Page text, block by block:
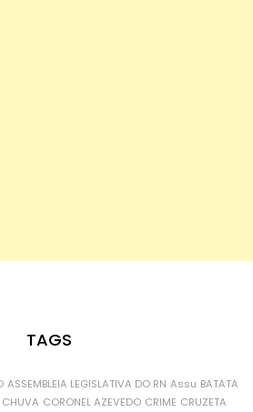
TAGS
ASSEMBLEIA LEGISLATIVA DO RN Assu BATATA
CHUVA CORONEL AZEVEDO CRIME CRUZETA